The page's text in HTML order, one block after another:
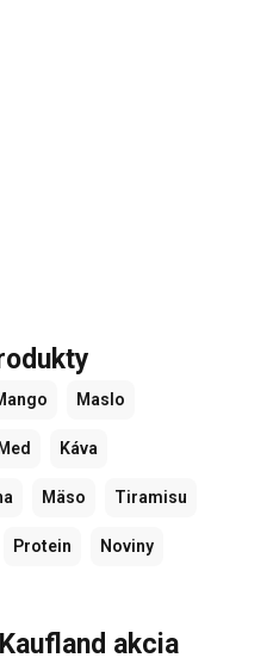
Maslo
Med Káva
Mäso Tiramisu
Protein Noviny
akcia